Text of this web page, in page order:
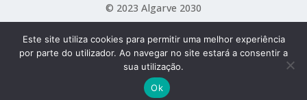
© 2023 Algarve 2030
Política de Acessibilidade
Política de Privacidade
Termos e Condições
Este site utiliza cookies para permitir uma melhor experiência
por parte do utilizador. Ao navegar no site estará a consentir a
sua utilização.
Ok